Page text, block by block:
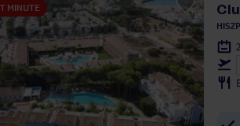
MINUTE